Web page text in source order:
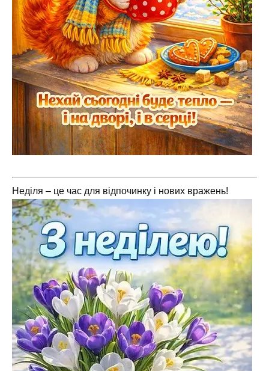
Неділя – це час для відпочинку і нових вражень!